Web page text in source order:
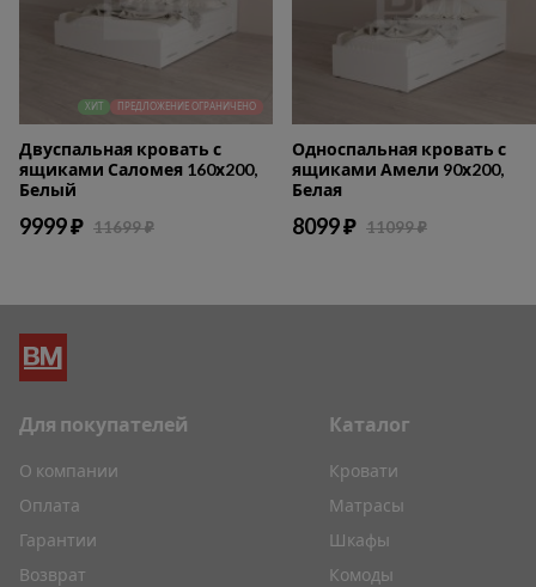
ХИТ ПРЕДЛОЖЕНИЕ ОГРАНИЧЕНО
Двуспальная кровать с
ящиками Саломея 160х200,
Белый
9999 ₽ 11699 ₽
Односпальная кровать с
ящиками Амели 90х200,
Белая
8099 ₽ 11099 ₽
Каталог
Кровати
Матрасы
Шкафы
Комоды
Для покупателей
О компании
Оплата
Гарантии
Возврат